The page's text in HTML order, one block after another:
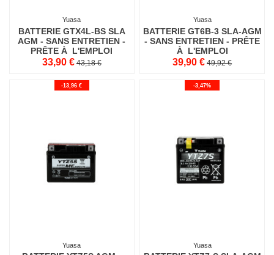
Yuasa
BATTERIE GTX4L-BS SLA
AGM - SANS ENTRETIEN -
PRÊTE À L'EMPLOI
33,90 € 43,18 €
Yuasa
BATTERIE GT6B-3 SLA-AGM
- SANS ENTRETIEN - PRÊTE
À L'EMPLOI
39,90 € 49,92 €
-13,96 €
Yuasa
-3,47%
Yuasa